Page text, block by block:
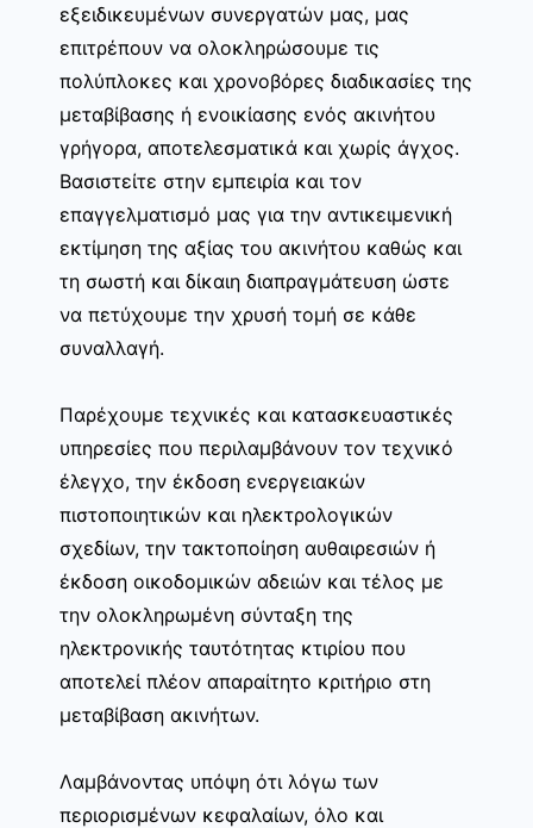
εξειδικευμένων συνεργατών μας, μας
επιτρέπουν να ολοκληρώσουμε τις
πολύπλοκες και χρονοβόρες διαδικασίες της
μεταβίβασης ή ενοικίασης ενός ακινήτου
γρήγορα, αποτελεσματικά και χωρίς άγχος.
Βασιστείτε στην εμπειρία και τον
επαγγελματισμό μας για την αντικειμενική
εκτίμηση της αξίας του ακινήτου καθώς και
τη σωστή και δίκαιη διαπραγμάτευση ώστε
να πετύχουμε την χρυσή τομή σε κάθε
συναλλαγή.
Παρέχουμε τεχνικές και κατασκευαστικές
υπηρεσίες που περιλαμβάνουν τον τεχνικό
έλεγχο, την έκδοση ενεργειακών
πιστοποιητικών και ηλεκτρολογικών
σχεδίων, την τακτοποίηση αυθαιρεσιών ή
έκδοση οικοδομικών αδειών και τέλος με
την ολοκληρωμένη σύνταξη της
ηλεκτρονικής ταυτότητας κτιρίου που
αποτελεί πλέον απαραίτητο κριτήριο στη
μεταβίβαση ακινήτων.
Λαμβάνοντας υπόψη ότι λόγω των
περιορισμένων κεφαλαίων, όλο και